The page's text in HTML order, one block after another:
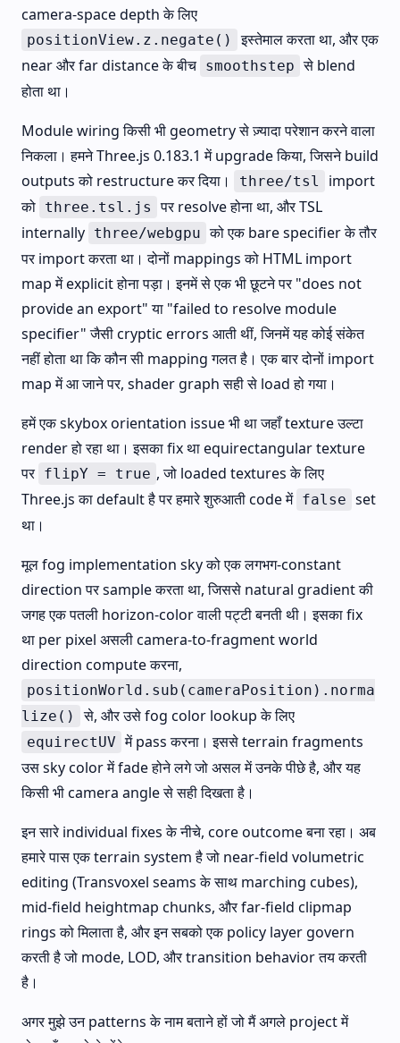
camera-space depth के लिए
positionView.z.negate()
इस्तेमाल करता था, और एक
near और far distance के बीच smoothstep से blend
होता था।
Module wiring किसी भी geometry से ज़्यादा परेशान करने वाला
निकला। हमने Three.js 0.183.1 में upgrade किया, जिसने build
outputs को restructure कर दिया।
three/tsl
import
को three.tsl.js पर resolve होना था, और TSL
internally three/webgpu को एक bare specifier के तौर
पर import करता था। दोनों mappings को HTML import
map में explicit होना पड़ा। इनमें से एक भी छूटने पर "does not
provide an export" या "failed to resolve module
specifier" जैसी cryptic errors आती थीं, जिनमें यह कोई संकेत
नहीं होता था कि कौन सी mapping गलत है। एक बार दोनों import
map में आ जाने पर, shader graph सही से load हो गया।
हमें एक skybox orientation issue भी था जहाँ texture उल्टा
render हो रहा था। इसका fix था equirectangular texture
पर flipY = true , जो loaded textures के लिए
Three.js का default है पर हमारे शुरुआती code में false set
था।
मूल fog implementation sky को एक लगभग-constant
direction पर sample करता था, जिससे natural gradient की
जगह एक पतली horizon-color वाली पट्टी बनती थी। इसका fix
था per pixel असली camera-to-fragment world
direction compute करना,
positionWorld.sub(cameraPosition).norma
lize()
से, और उसे fog color lookup के लिए
equirectUV में pass करना। इससे terrain fragments
उस sky color में fade होने लगे जो असल में उनके पीछे है, और यह
किसी भी camera angle से सही दिखता है।
इन सारे individual fixes के नीचे, core outcome बना रहा। अब
हमारे पास एक terrain system है जो near-field volumetric
editing (Transvoxel seams के साथ marching cubes),
mid-field heightmap chunks, और far-field clipmap
rings को मिलाता है, और इन सबको एक policy layer govern
करती है जो mode, LOD, और transition behavior तय करती
है।
अगर मुझे उन patterns के नाम बताने हों जो मैं अगले project में